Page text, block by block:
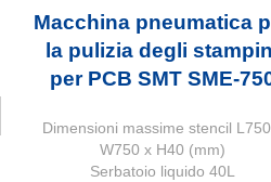
Macchina pneumatica
la pulizia degli
per PCB SMT SME-
Dimensioni massime stencil
W750 x H40 (mm)
Serbatoio liquido 40L